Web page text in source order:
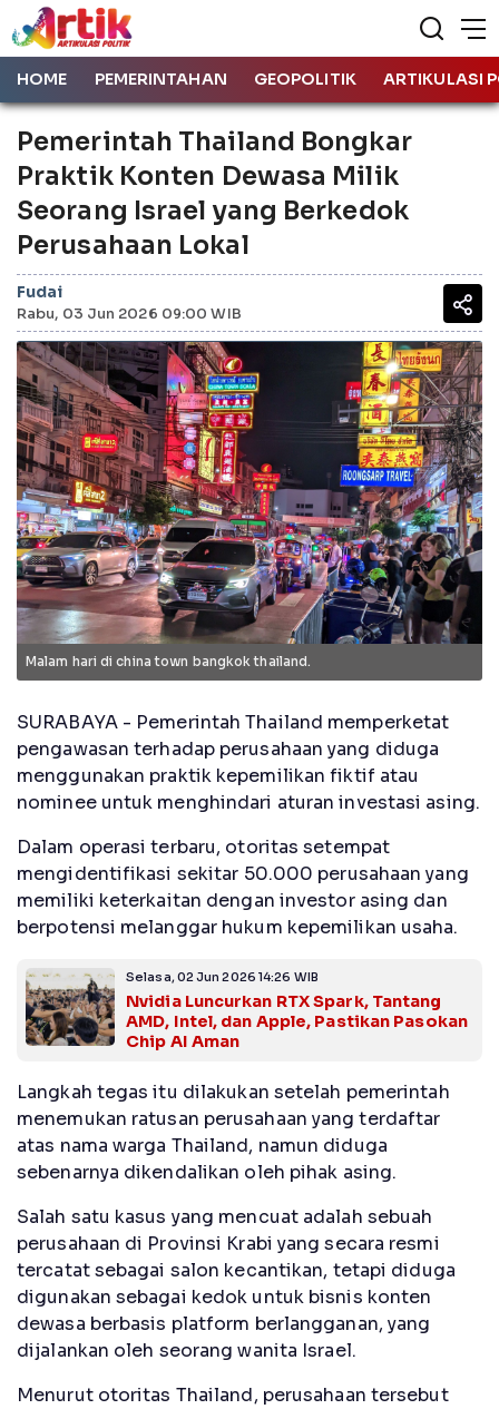
HOME PEMERINTAHAN GEOPOLITIK ARTIKULASI
Pemerintah Thailand Bongkar
Praktik Konten Dewasa Milik
Seorang Israel yang Berkedok
Perusahaan Lokal
Fudai
Rabu, 03 Jun 2026 09:00 WIB
Malam hari di china town bangkok thailand.
SURABAYA - Pemerintah Thailand memperketat
pengawasan terhadap perusahaan yang diduga
menggunakan praktik kepemilikan fiktif atau
nominee untuk menghindari aturan investasi asing.
Dalam operasi terbaru, otoritas setempat
mengidentifikasi sekitar 50.000 perusahaan yang
memiliki keterkaitan dengan investor asing dan
berpotensi melanggar hukum kepemilikan usaha.
Selasa, 02 Jun 2026 14:26 WIB
Nvidia Luncurkan RTX Spark, Tantang
AMD, Intel, dan Apple, Pastikan Pasokan
Chip AI Aman
Langkah tegas itu dilakukan setelah pemerintah
menemukan ratusan perusahaan yang terdaftar
atas nama warga Thailand, namun diduga
sebenarnya dikendalikan oleh pihak asing.
Salah satu kasus yang mencuat adalah sebuah
perusahaan di Provinsi Krabi yang secara resmi
tercatat sebagai salon kecantikan, tetapi diduga
digunakan sebagai kedok untuk bisnis konten
dewasa berbasis platform berlangganan, yang
dijalankan oleh seorang wanita Israel.
Menurut otoritas Thailand, perusahaan tersebut